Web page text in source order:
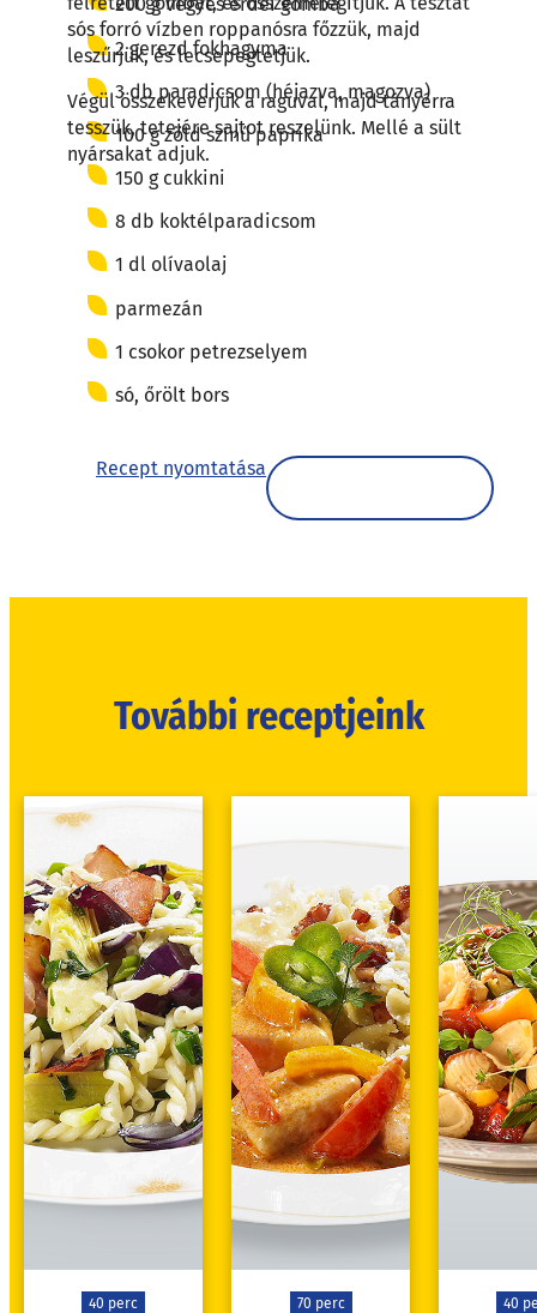
200 g vegyes erdei gomba
2 gerezd fokhagyma
3 db paradicsom (héjazva, magozva)
100 g zöld színű paprika
150 g cukkini
8 db koktélparadicsom
1 dl olívaolaj
parmezán
1 csokor petrezselyem
só, őrölt bors
Recept nyomtatása
sós forró vízben roppanósra főzzük, majd
leszűrjük, és lecsepegtetjük.
Végül összekeverjük a raguval, majd tányérra
tesszük, tetejére sajtot reszelünk. Mellé a sült
nyársakat adjuk.
További receptjeink
40 perc 70 perc 40